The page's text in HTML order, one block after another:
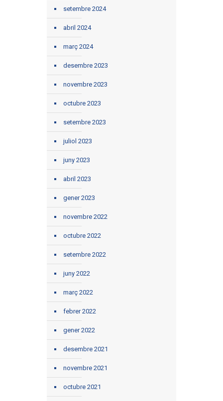
setembre 2024
abril 2024
març 2024
desembre 2023
novembre 2023
octubre 2023
setembre 2023
juliol 2023
juny 2023
abril 2023
gener 2023
novembre 2022
octubre 2022
setembre 2022
juny 2022
març 2022
febrer 2022
gener 2022
desembre 2021
novembre 2021
octubre 2021